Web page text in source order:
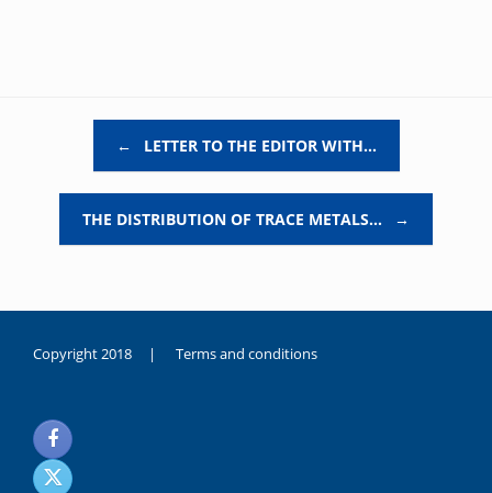
← LETTER TO THE EDITOR WITH…
THE DISTRIBUTION OF TRACE METALS… →
Copyright 2018 | Terms and conditions
noksanlık
yaşayan
genç
kız